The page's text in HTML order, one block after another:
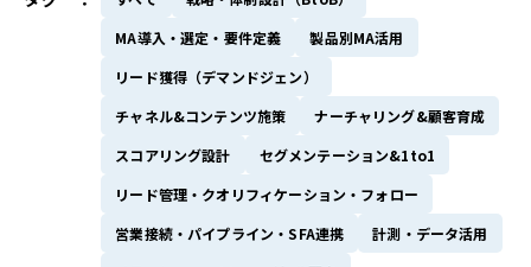
MA導入・選定・要件定義
製品別MA活用
リード獲得（デマンドジェン）
チャネル&コンテンツ施策
ナーチャリング&顧客育成
スコアリング設計
セグメンテーション&1to1
リード管理・クオリフィケーション・フォロー
営業接続・パイプライン・SFA連携
計測・データ活用